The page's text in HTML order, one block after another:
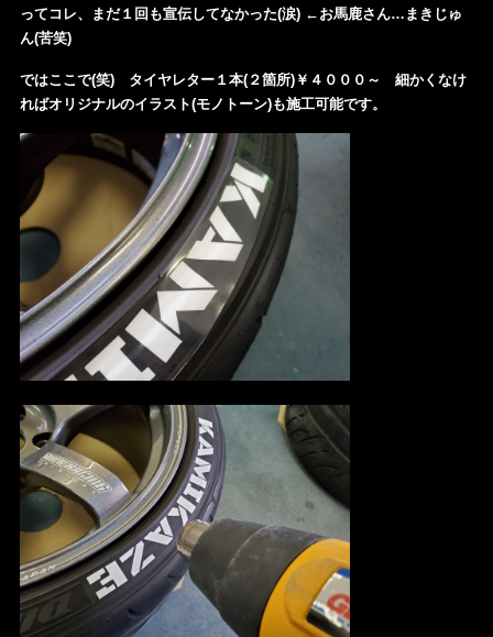
ってコレ、まだ１回も宣伝してなかった(涙) ←お馬鹿さん…まきじゅ
ん(苦笑)
ではここで(笑) タイヤレター１本(２箇所)￥４０００～ 細かくなけ
ればオリジナルのイラスト(モノトーン)も施工可能です。